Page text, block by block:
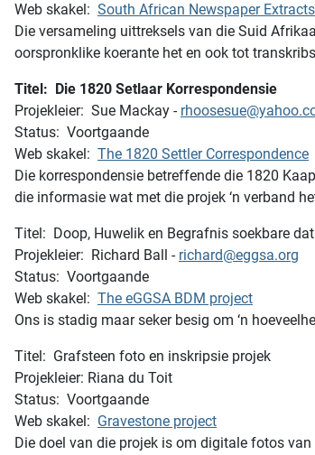
Web skakel: South African Newspaper Extracts
Die versameling uittreksels van die Suid
oorspronklike koerante het en ook tot
Titel: Die 1820 Setlaar Korrespondensie
Projekleier: Sue Mackay -
Status: Voortgaande
Web skakel: The 1820 Settler Correspondence
Die korrespondensie betreffende die 1820
die informasie wat met die projek ‘n verband
Titel: Doop, Huwelik en Begrafnis soekbare
Projekleier: Richard Ball - richard@eggsa.org
Status: Voortgaande
Web skakel: The eGGSA BDM project
Ons is stadig maar seker besig om ‘n
Titel: Grafsteen foto en inskripsie projek
Projekleier: Riana du Toit
Status: Voortgaande
Web skakel: Gravestone project
Die doel van die projek is om digitale fotos